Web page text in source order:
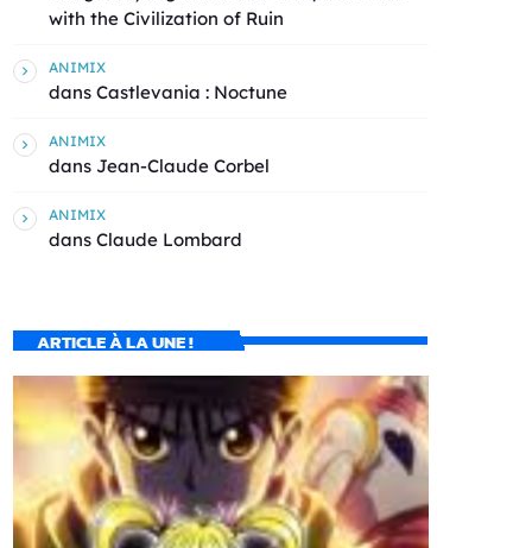
with the Civilization of Ruin
ANIMIX
dans Castlevania : Noctune
ANIMIX
dans Jean-Claude Corbel
ANIMIX
dans Claude Lombard
ARTICLE À LA UNE !